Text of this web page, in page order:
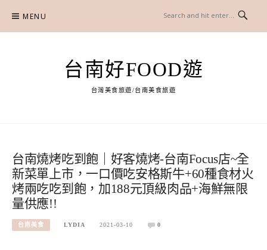
content
MENU
台南好FOOD遊
台灣美食旅遊/台南美食旅遊
台南燒烤吃到飽｜好客燒烤-台南Focus店~全
新菜單上市，一口價吃安格斯牛+60種食材火
烤兩吃吃到飽，加188元頂級肉品+海鮮無限
量供應!!
台南美食 LYDIA 2021-03-10 0